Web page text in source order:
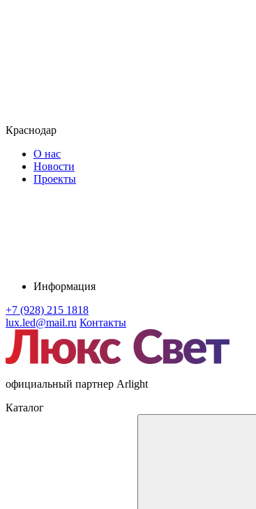
Краснодар
О нас
Новости
Проекты
Информация
+7 (928) 215 1818
lux.led@mail.ru Контакты
официальный партнер Arlight
Каталог